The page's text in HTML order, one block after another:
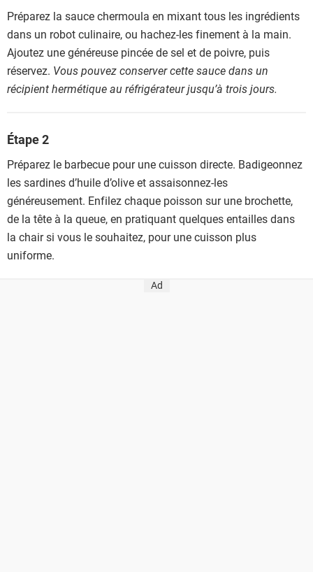
Préparez la sauce chermoula en mixant tous les ingrédients
dans un robot culinaire, ou hachez-les finement à la main.
Ajoutez une généreuse pincée de sel et de poivre, puis
réservez. Vous pouvez conserver cette sauce dans un
récipient hermétique au réfrigérateur jusqu’à trois jours.
Étape 2
Préparez le barbecue pour une cuisson directe. Badigeonnez
les sardines d’huile d’olive et assaisonnez-les
généreusement. Enfilez chaque poisson sur une brochette,
de la tête à la queue, en pratiquant quelques entailles dans
la chair si vous le souhaitez, pour une cuisson plus
uniforme.
Ad